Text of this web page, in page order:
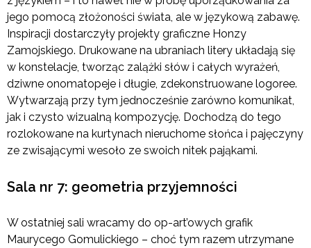
jego pomocą złożoności świata, ale w językową zabawę.
Inspiracji dostarczyły projekty graficzne Honzy
Zamojskiego. Drukowane na ubraniach litery układają się
w konstelacje, tworząc zalążki słów i całych wyrażeń,
dziwne onomatopeje i długie, zdekonstruowane logoree.
Wytwarzają przy tym jednocześnie zarówno komunikat,
jak i czysto wizualną kompozycję. Dochodzą do tego
rozlokowane na kurtynach nieruchome słońca i pajęczyny
ze zwisającymi wesoło ze swoich nitek pająkami.
Sala nr 7: geometria przyjemności
W ostatniej sali wracamy do op-art’owych grafik
Maurycego Gomulickiego – choć tym razem utrzymane